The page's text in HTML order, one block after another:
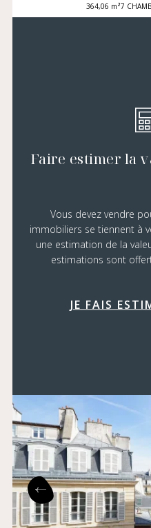
364,06 m²7
Faire estimer la
Vous devez vendre
immobiliers se tiennent à
une estimation de la
estimations sont
JE FAIS